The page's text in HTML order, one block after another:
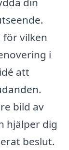
för vilken
i
att
bild av
hjälper dig
beslut.